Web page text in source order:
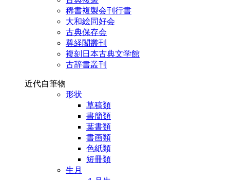
稀書複製会刊行書
大和絵同好会
古典保存会
尊経閣叢刊
複刻日本古典文学館
古辞書叢刊
近代自筆物
形状
草稿類
書簡類
葉書類
書画類
色紙類
短冊類
生月